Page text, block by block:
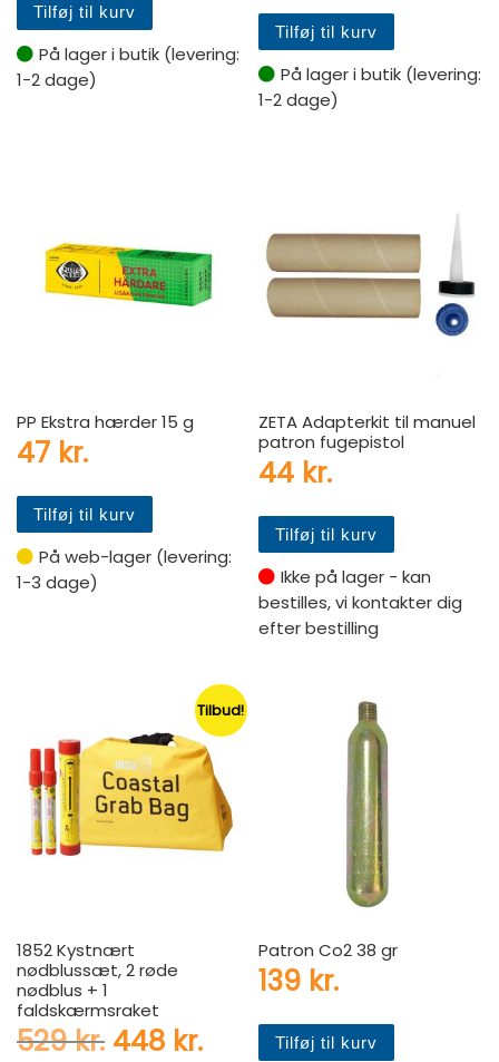
Tilføj til kurv
På lager i butik (levering:
1-2 dage)
Tilføj til kurv
På lager i butik (levering:
1-2 dage)
PP Ekstra hærder 15 g
47 kr.
Tilføj til kurv
På web-lager (levering:
1-3 dage)
ZETA Adapterkit til manuel
patron fugepistol
44 kr.
Tilføj til kurv
Ikke på lager - kan
bestilles, vi kontakter dig
efter bestilling
Tilbud!
1852 Kystnært
nødblussæt, 2 røde
nødblus + 1
faldskærmsraket
529kr. Den oprindelige pris var:
448 kr.Den aktuelle pris er:
Patron Co2 38 gr
139 kr.
Tilføj til kurv